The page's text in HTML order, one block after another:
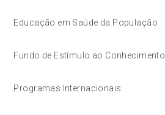
Educação em Saúde da População
Fundo de Estímulo ao Conhecimento
Programas Internacionais